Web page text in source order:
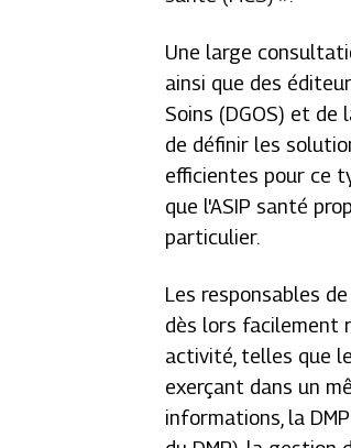
Une large
ainsi que des
Soins (DGOS) et
de définir les
efficientes pour ce
que l'ASIP santé
particulier.
Les responsables
dès lors facilement
activité, telles que
exerçant dans un
informations, la